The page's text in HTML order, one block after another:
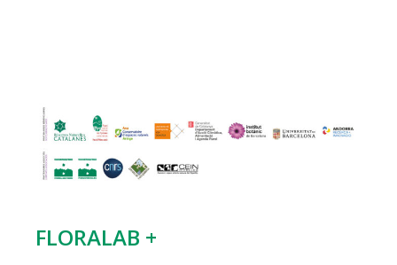
FLORALAB +